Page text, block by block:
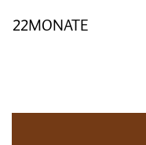
22MONATE